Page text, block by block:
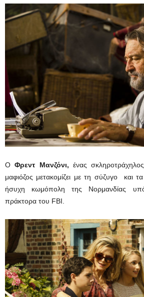
ΟΦρεντ Μανζόνι, ένας
μαφιόζος μετακομίζει με τη σύζυγο και
ήσυχη κωμόπολη της Νορμανδίας
πράκτορα του FBI.